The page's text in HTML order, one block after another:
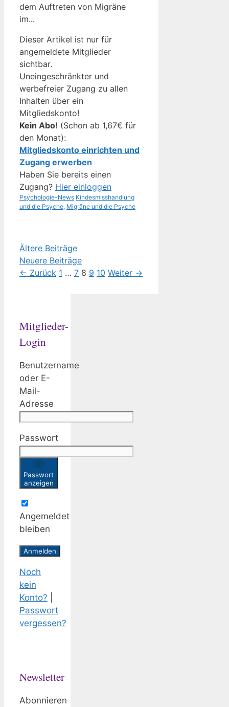
dem Auftreten von Migräne
im...
Dieser Artikel ist nur für
angemeldete Mitglieder
sichtbar.
Uneingeschränkter und
werbefreier Zugang zu allen
Inhalten über ein
Mitgliedskonto!
Kein Abo! (Schon ab 1,67€ für
den Monat):
Mitgliedskonto einrichten und
Zugang erwerben
Haben Sie bereits einen
Zugang? Hier einloggen
Kategorien
Psychologie-News Schlagwörter
Kindesmisshandlung
und die Psyche Migräne und die Psyche
Ältere Beiträge
Neuere Beiträge
← Zurück Seite
1 … Seite
7 Seite
8 Seite
9 Seite
10 Weiter →
Mitglieder-
Login
Benutzername
oder E-
Mail-
Adresse
Passwort
Passwort
anzeigen
Angemeldet
bleiben
Noch
kein
Konto?
Passwort
vergessen?
Newsletter
Abonnieren